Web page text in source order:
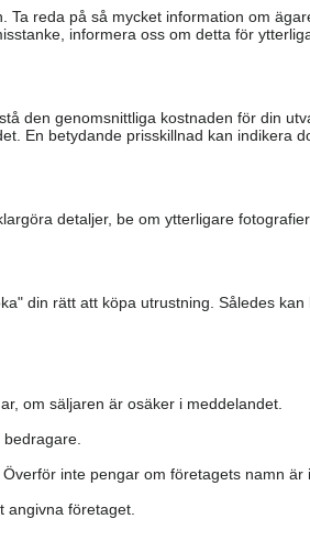
Ta reda på så mycket information om
informera oss om detta för
den genomsnittliga kostnaden för din
En betydande prisskillnad kan indikera
detaljer, be om ytterligare
din rätt att köpa utrustning. Således kan
om säljaren är osäker i meddelandet.
inte pengar om företagets namn är i
företaget.